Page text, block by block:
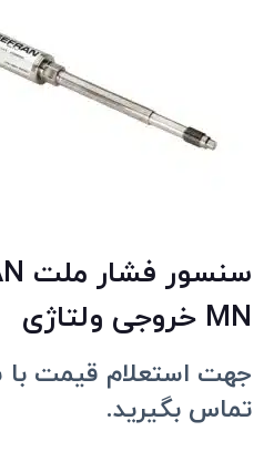
MN خروجی ولتاژی
تماس بگیرید.